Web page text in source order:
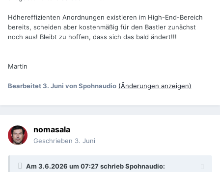
Höhereffizienten Anordnungen existieren im High-End-Bereich
bereits, scheiden aber kostenmäßig für den Bastler zunächst
noch aus! Bleibt zu hoffen, dass sich das bald ändert!!!
Martin
Bearbeitet3. Juni von Spohnaudio (Änderungen anzeigen)
nomasala
Geschrieben 3. Juni
Am 3.6.2026 um 07:27 schriebSpohnaudio: